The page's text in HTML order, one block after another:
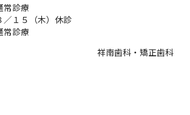
常診療
／１５（木）休診
常診療
科・矯正歯科